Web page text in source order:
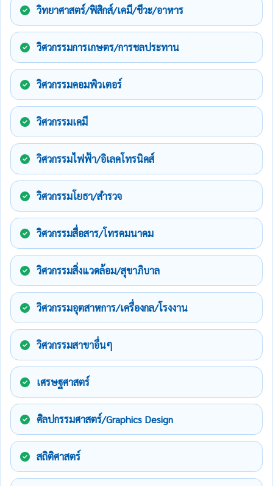
วิทยาศาสตร์/ฟิสิกส์/เคมี/ชีวะ/อาหาร
วิศวกรรมการเกษตร/การชลประทาน
วิศวกรรมคอมพิวเตอร์
วิศวกรรมเคมี
วิศวกรรมไฟฟ้า/อิเลคโทรนิคส์
วิศวกรรมโยธา/สำรวจ
วิศวกรรมสื่อสาร/โทรคมนาคม
วิศวกรรมสิ่งแวดล้อม/สุขาภิบาล
วิศวกรรมอุตสาหการ/เครื่องกล/โรงงาน
วิศวกรรมสาขาอื่นๆ
เศรษฐศาสตร์
ศิลปกรรมศาสตร์/Graphics Design
สถิติศาสตร์